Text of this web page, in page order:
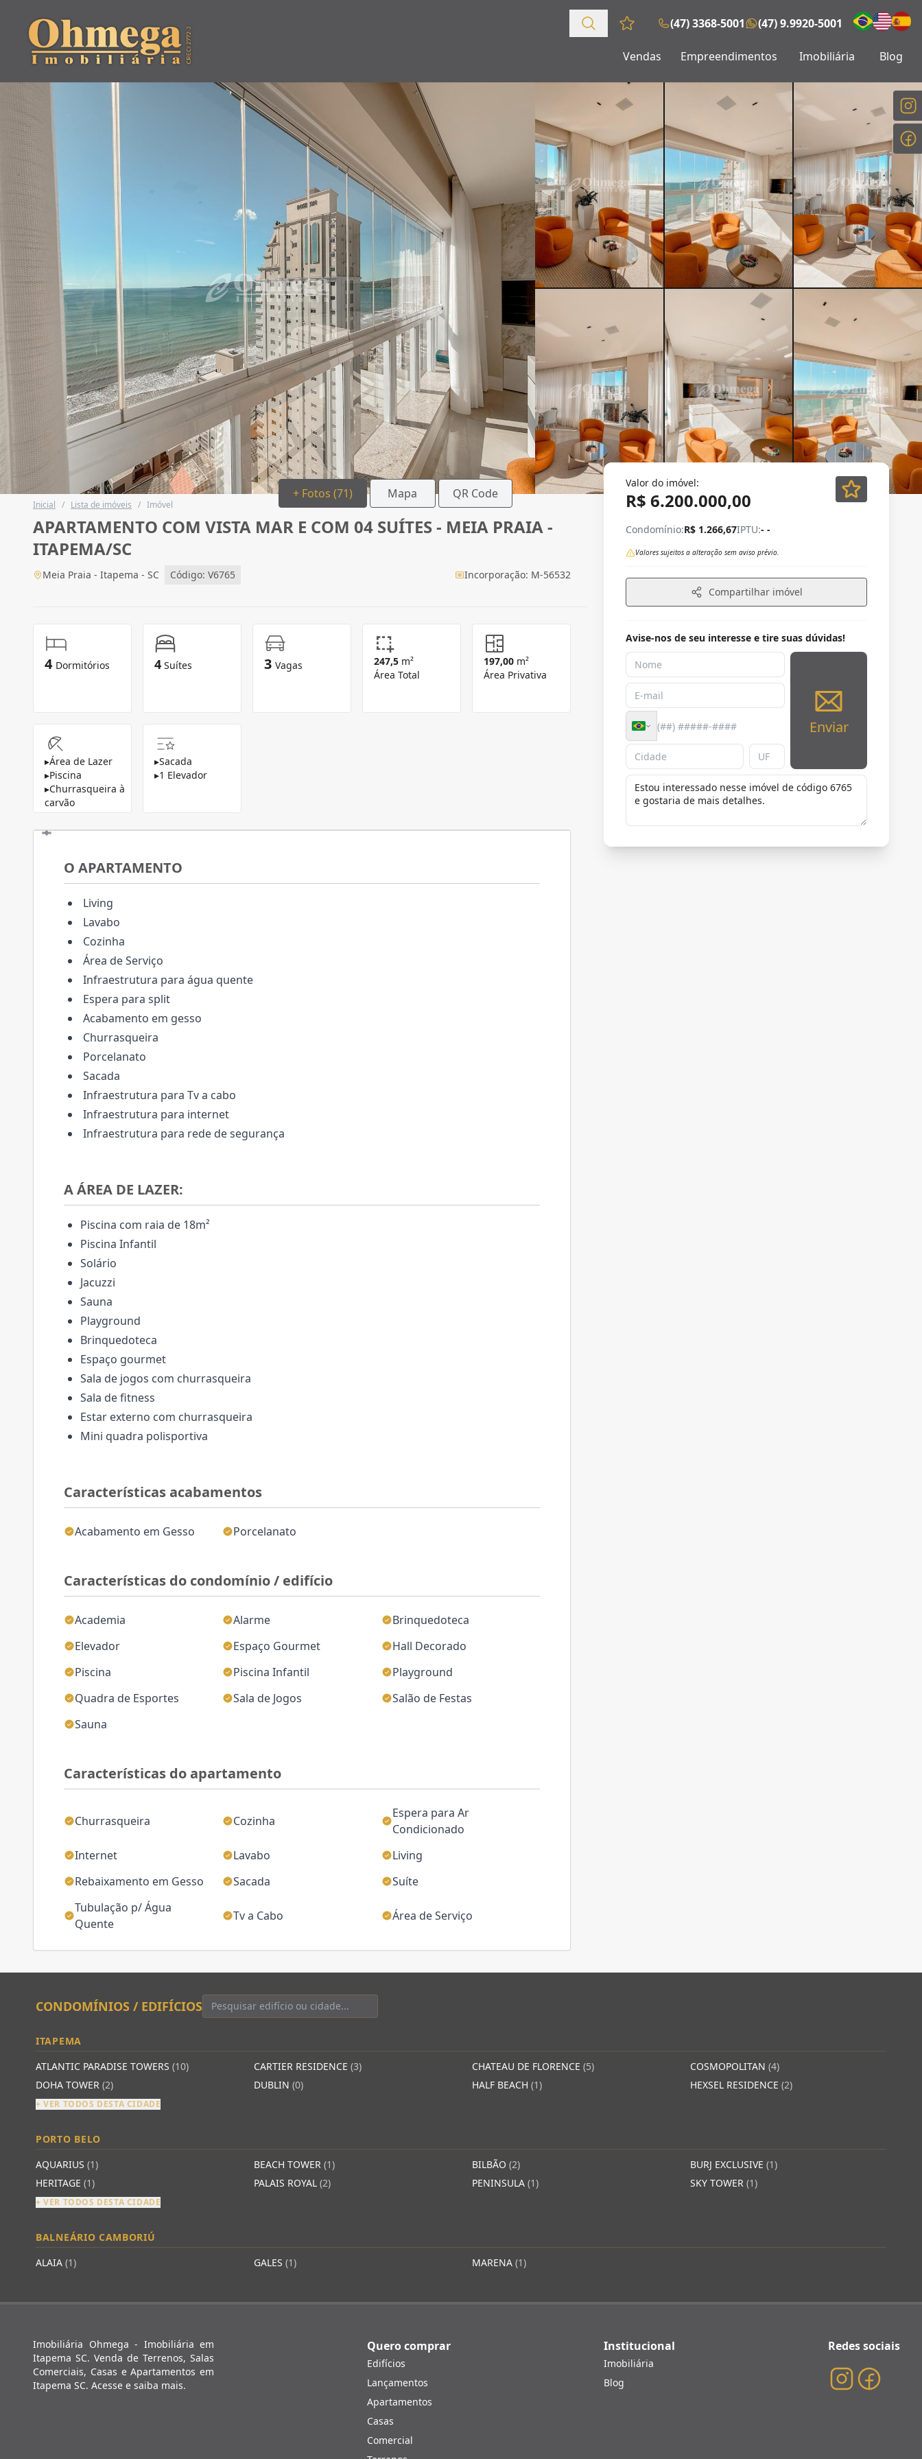
Favoritos (0 itens)
(47) 3368-5001 (47) 9.9920-5001
Vendas Empreendimentos Imobiliária Blog
+ Fotos (71) Mapa QR Code
Inicial / Lista de imóveis / Imóvel
APARTAMENTO COM VISTA MAR E COM 04 SUÍTES - MEIA PRAIA -
ITAPEMA/SC
Meia Praia - Itapema - SC Código: V6765 Incorporação: M-56532
4 Dormitórios 4 Suítes 3 Vagas 247,5 m²
Área Total
197,00 m²
Área Privativa
▸Área de Lazer
▸Piscina
▸Churrasqueira à
carvão
▸Sacada
▸1 Elevador
Características acabamentos
Acabamento em Gesso Porcelanato
Características do condomínio / edifício
Academia Alarme
Brinquedoteca
Elevador
Espaço Gourmet
Hall Decorado
Piscina
Piscina Infantil
Playground
Quadra de Esportes
Sala de Jogos
Salão de Festas
Sauna
Características do apartamento
Churrasqueira Cozinha
Espera para Ar
Condicionado
Internet
Lavabo
Living
Rebaixamento em Gesso
Sacada
Suíte
Tubulação p/ Água
Quente
Tv a Cabo Área de Serviço
O APARTAMENTO
Living
Lavabo
Cozinha
Área de Serviço
Infraestrutura para água quente
Espera para split
Acabamento em gesso
Churrasqueira
Porcelanato
Sacada
Infraestrutura para Tv a cabo
Infraestrutura para internet
Infraestrutura para rede de segurança
A ÁREA DE LAZER:
Piscina com raia de 18m²
Piscina Infantil
Solário
Jacuzzi
Sauna
Playground
Brinquedoteca
Espaço gourmet
Sala de jogos com churrasqueira
Sala de fitness
Estar externo com churrasqueira
Mini quadra polisportiva
Valor do imóvel:
R$ 6.200.000,00
Condomínio:R$ 1.266,67IPTU:- -
Valores sujeitos a alteração sem aviso prévio.
Compartilhar imóvel
Avise-nos de seu interesse e tire suas dúvidas!
Enviar
CONDOMÍNIOS / EDIFÍCIOS
ITAPEMA
ATLANTIC PARADISE TOWERS (10) CARTIER RESIDENCE (3) CHATEAU DE FLORENCE (5) COSMOPOLITAN (4)
DOHA TOWER (2) DUBLIN (0) HALF BEACH (1) HEXSEL RESIDENCE (2)
+ VER TODOS DESTA CIDADE
PORTO BELO
AQUARIUS (1) BEACH TOWER (1) BILBÃO (2) BURJ EXCLUSIVE (1)
HERITAGE (1) PALAIS ROYAL (2) PENINSULA (1) SKY TOWER (1)
+ VER TODOS DESTA CIDADE
BALNEÁRIO CAMBORIÚ
ALAIA (1) GALES (1) MARENA (1)
Imobiliária Ohmega - Imobiliária em
Itapema SC. Venda de Terrenos, Salas
Comerciais, Casas e Apartamentos em
Itapema SC. Acesse e saiba mais.
Quero comprar
Edifícios
Lançamentos
Apartamentos
Casas
Comercial
Institucional
Imobiliária
Blog
Redes sociais